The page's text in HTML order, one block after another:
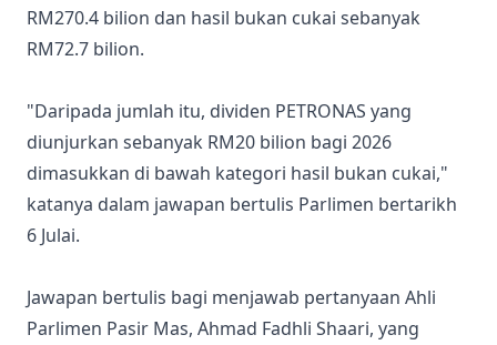
RM270.4 bilion dan hasil bukan cukai sebanyak
RM72.7 bilion.
"Daripada jumlah itu, dividen PETRONAS yang
diunjurkan sebanyak RM20 bilion bagi 2026
dimasukkan di bawah kategori hasil bukan cukai,"
katanya dalam jawapan bertulis Parlimen bertarikh
6 Julai.
Jawapan bertulis bagi menjawab pertanyaan Ahli
Parlimen Pasir Mas, Ahmad Fadhli Shaari, yang